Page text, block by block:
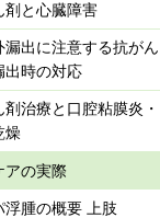
剤と心臓障害
漏出に注意する抗がん
出時の対応
剤治療と口腔粘膜炎・
燥
アの実際
浮腫の概要 上肢